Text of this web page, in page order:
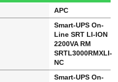
APC
Smart-UPS On-
Line SRT LI-ION
2200VA RM
SRTL3000RMXLI-
NC
Smart-UPS On-